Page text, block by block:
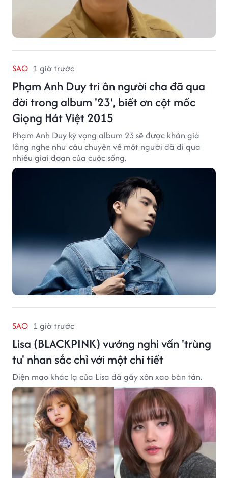
SAO 1 giờ trước
Phạm Anh Duy tri ân người cha đã qua
đời trong album '23', biết ơn cột mốc
Giọng Hát Việt 2015
Phạm Anh Duy kỳ vọng album 23 sẽ được khán giả
lắng nghe như câu chuyện về một người đã đi qua
nhiều giai đoạn của cuộc sống.
SAO 1 giờ trước
Lisa (BLACKPINK) vướng nghi vấn 'trùng
tu' nhan sắc chỉ với một chi tiết
Diện mạo khác lạ của Lisa đã gây xôn xao bàn tán.